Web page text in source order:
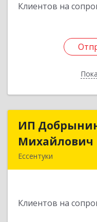
Клиентов на
ИП
Михайлович
Ессентуки
Клиентов на